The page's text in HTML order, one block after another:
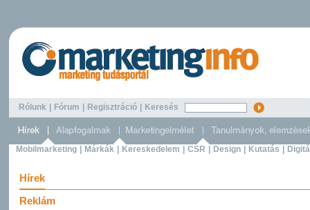
Rólunk Fórum Regisztráció Keresés
Mobilmarketing Márkák Kereskedelem CSR Design Kutatás
Hírek
Reklám